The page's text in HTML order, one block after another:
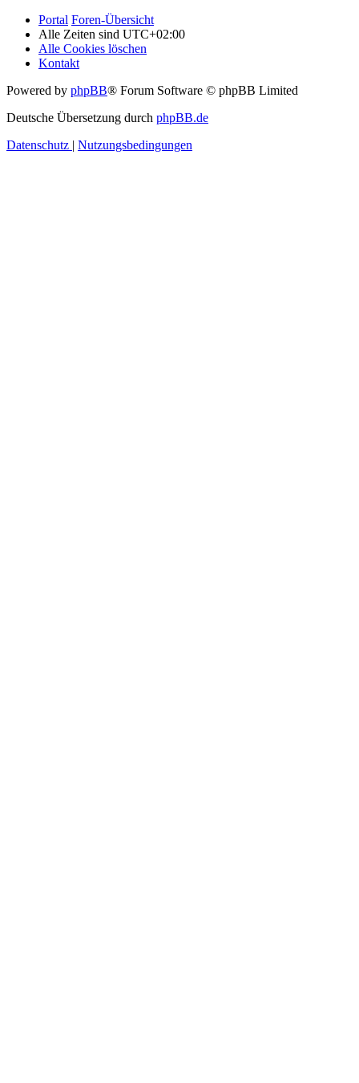
Portal Foren-Übersicht
Alle Zeiten sind UTC+02:00
Alle Cookies löschen
Kontakt
Powered by phpBB® Forum Software © phpBB Limited
Deutsche Übersetzung durch phpBB.de
Datenschutz | Nutzungsbedingungen